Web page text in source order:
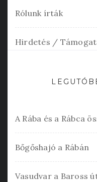
Rólunk írták
Hirdetés /
A Rába és a Rábca
Bőgőshajó a Rábán
Vasudvar a Baross